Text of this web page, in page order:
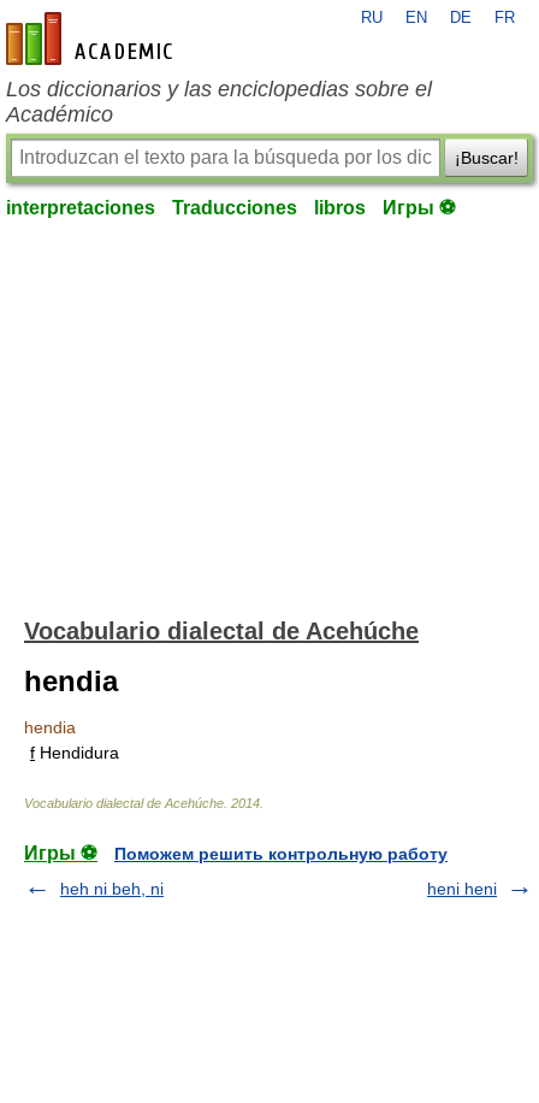
es-academic.com
RU EN DE FR
Los diccionarios y las enciclopedias sobre el
Académico
¡Buscar!
interpretaciones Traducciones libros Игры ⚽
Vocabulario dialectal de Acehúche
hendia
hendia
f Hendidura
Vocabulario dialectal de Acehúche 2014
Игры ⚽
Поможем решить контрольную работу
heh ni beh, ni
heni heni